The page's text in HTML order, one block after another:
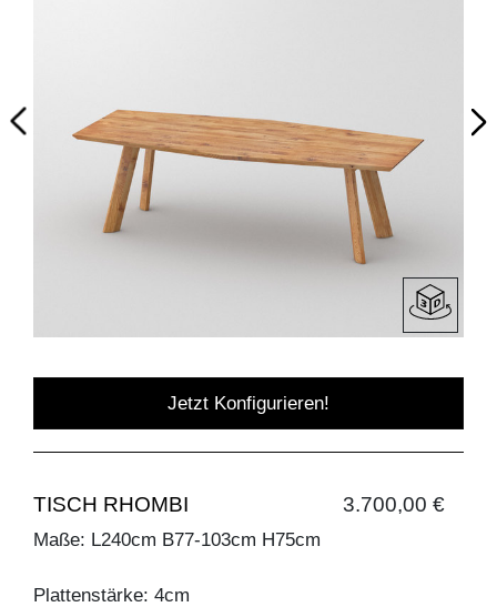
Jetzt Konfigurieren!
TISCH RHOMBI 3.700,00 €
Maße: L240cm B77-103cm H75cm
Plattenstärke: 4cm